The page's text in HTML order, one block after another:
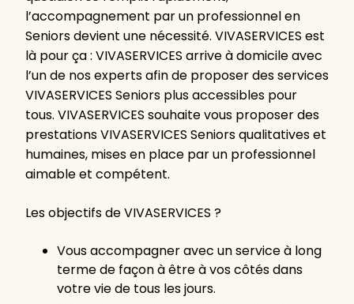
l’accompagnement par un professionnel en
Seniors devient une nécessité. VIVASERVICES est
là pour ça : VIVASERVICES arrive à domicile avec
l’un de nos experts afin de proposer des services
VIVASERVICES Seniors plus accessibles pour
tous. VIVASERVICES souhaite vous proposer des
prestations VIVASERVICES Seniors qualitatives et
humaines, mises en place par un professionnel
aimable et compétent.
Les objectifs de VIVASERVICES ?
Vous accompagner avec un service à long
terme de façon à être à vos côtés dans
votre vie de tous les jours.